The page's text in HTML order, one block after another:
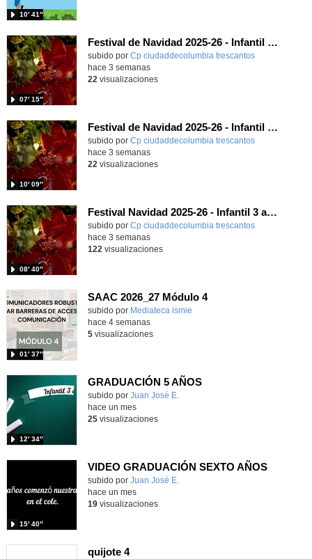
10′ 41″
Festival de Navidad 2025-26 - Infantil 5 años
subido por Cp ciudaddecolumbia trescantos
07′ 15″
-
hace 3 semanas
22 visualizaciones
Festival de Navidad 2025-26 - Infantil 4 años
subido por Cp ciudaddecolumbia trescantos
10′ 09″
-
hace 3 semanas
22 visualizaciones
Festival Navidad 2025-26 - Infantil 3 años
subido por Cp ciudaddecolumbia trescantos
08′ 40″
-
hace 3 semanas
122 visualizaciones
SAAC 2026_27 Módulo 4
subido por Mediateca ismie
01′ 37″
hace 4 semanas
5visualizaciones
GRADUACIÓN 5 AÑOS
Contenido educativo.
subido por Juan José E.
12′ 34″
hace un mes
25visualizaciones
VIDEO GRADUACIÓN SEXTO AÑOS
Contenido educativo.
subido por Juan José E.
15′ 40″
hace un mes
19visualizaciones
quijote 4